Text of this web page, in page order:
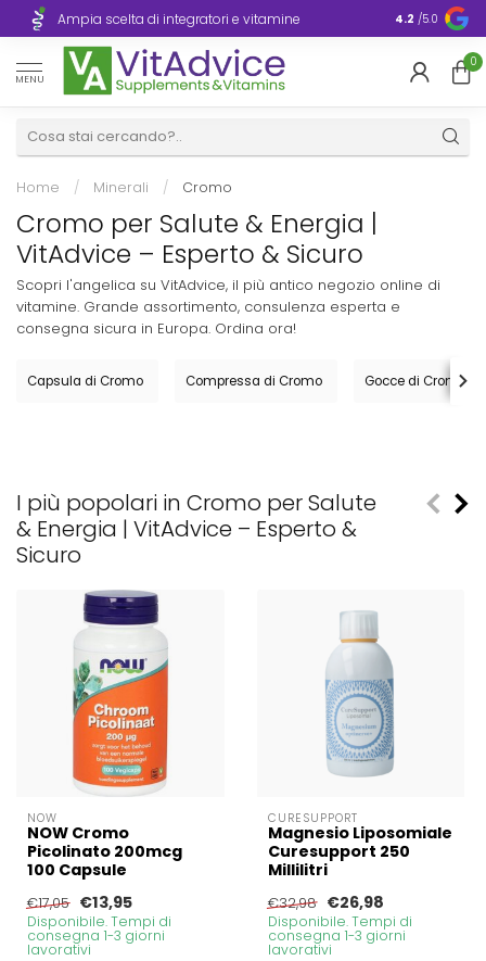
Ampia scelta di integratori e vitamine Consegna
Europa
4.2 /5.0
MENU
0
Home / Minerali / Cromo
Cromo per Salute & Energia |
VitAdvice – Esperto & Sicuro
Scopri l'angelica su VitAdvice, il più antico negozio online di
vitamine. Grande assortimento, consulenza esperta e
consegna sicura in Europa. Ordina ora!
Capsula di Cromo Compressa di Cromo Gocce di Cromo
I più popolari in Cromo per Salute
& Energia | VitAdvice – Esperto &
Sicuro
NOW
NOW Cromo
Picolinato 200mcg
100 Capsule
€17,05 €13,95
Disponibile. Tempi di
consegna 1-3 giorni
lavorativi
CURESUPPORT
Magnesio Liposomiale
Curesupport 250
Millilitri
€32,98 €26,98
Disponibile. Tempi di
consegna 1-3 giorni
lavorativi